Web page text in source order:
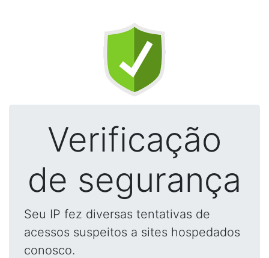
Verificação
de segurança
Seu IP fez diversas tentativas de
acessos suspeitos a sites hospedados
conosco.